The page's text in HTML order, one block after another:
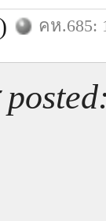
) คห.685: